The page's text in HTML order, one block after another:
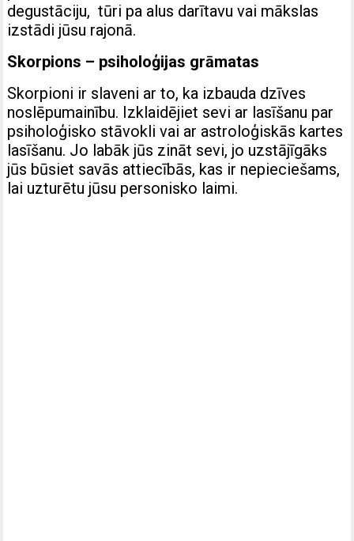
degustāciju, tūri pa alus darītavu vai mākslas
izstādi jūsu rajonā.
Skorpions – psiholoģijas grāmatas
Skorpioni ir slaveni ar to, ka izbauda dzīves
noslēpumainību. Izklaidējiet sevi ar lasīšanu par
psiholoģisko stāvokli vai ar astroloģiskās kartes
lasīšanu. Jo labāk jūs zināt sevi, jo uzstājīgāks
jūs būsiet savās attiecībās, kas ir nepieciešams,
lai uzturētu jūsu personisko laimi.